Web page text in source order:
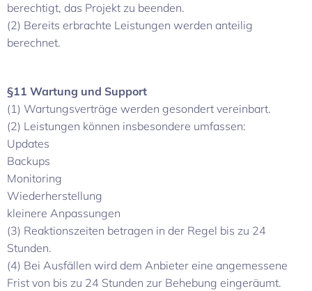
berechtigt, das Projekt zu beenden.
(2) Bereits erbrachte Leistungen werden anteilig
berechnet.
§11 Wartung und Support
(1) Wartungsverträge werden gesondert vereinbart.
(2) Leistungen können insbesondere umfassen:
Updates
Backups
Monitoring
Wiederherstellung
kleinere Anpassungen
(3) Reaktionszeiten betragen in der Regel bis zu 24
Stunden.
(4) Bei Ausfällen wird dem Anbieter eine angemessene
Frist von bis zu 24 Stunden zur Behebung eingeräumt.